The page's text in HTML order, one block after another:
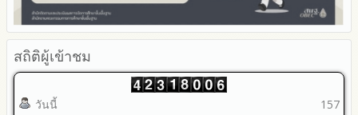
สถิติผู้เข้าชม
วันนี้
157